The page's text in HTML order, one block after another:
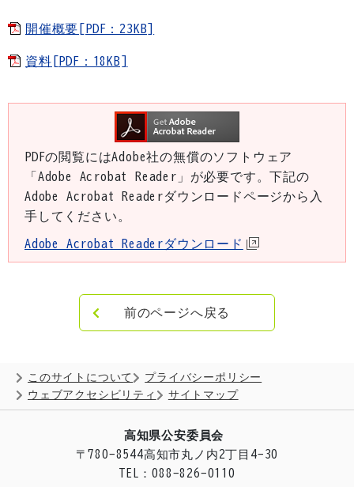
開催概要[PDF：23KB]
資料[PDF：18KB]
PDFの閲覧にはAdobe社の無償のソフトウェア
「Adobe Acrobat Reader」が必要です。下記の
Adobe Acrobat Readerダウンロードページから入
手してください。
Adobe Acrobat Readerダウンロード
前のページへ戻る
このサイトについて
プライバシーポリシー
ウェブアクセシビリティ
サイトマップ
高知県公安委員会
〒780-8544高知市丸ノ内2丁目4-30
TEL：088-826-0110